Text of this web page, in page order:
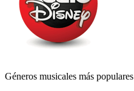
Géneros musicales más populares